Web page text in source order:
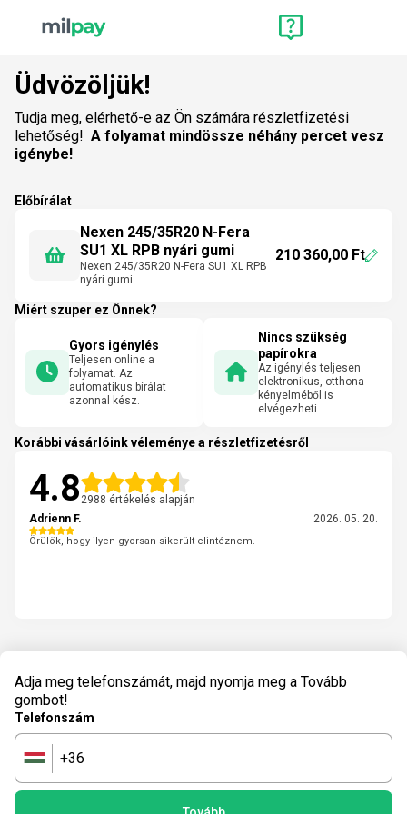
Üdvözöljük!
Tudja meg, elérhető-e az Ön számára részletfizetési
lehetőség! A folyamat mindössze néhány percet vesz
igénybe!
Előbírálat
Nexen 245/35R20 N-Fera
SU1 XL RPB nyári gumi
Nexen 245/35R20 N-Fera SU1 XL RPB
nyári gumi
210 360,00 Ft
Miért szuper ez Önnek?
Gyors igénylés
Teljesen online a
folyamat. Az
automatikus bírálat
azonnal kész.
Nincs szükség
papírokra
Az igénylés teljesen
elektronikus, otthona
kényelméből is
elvégezheti.
Korábbi vásárlóink véleménye a részletfizetésről
4.8 2988 értékelés alapján
Adrienn F.
2026. 05. 20.
Örülök, hogy ilyen gyorsan sikerült elintéznem.
Adja meg telefonszámát, majd nyomja meg a Tovább
gombot!
Telefonszám
🇭🇺 +36